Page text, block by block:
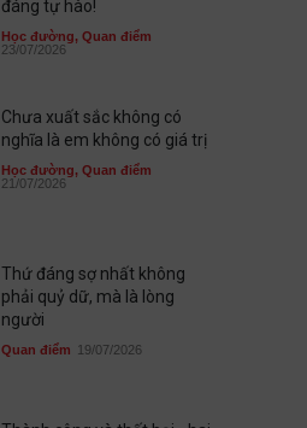
đáng tự hào!
Học đường, Quan điểm
23/07/2026
Chưa xuất sắc không có
nghĩa là em không có giá trị
Học đường, Quan điểm
21/07/2026
Thứ đáng sợ nhất không
phải quỷ dữ, mà là lòng
người
Quan điểm 19/07/2026